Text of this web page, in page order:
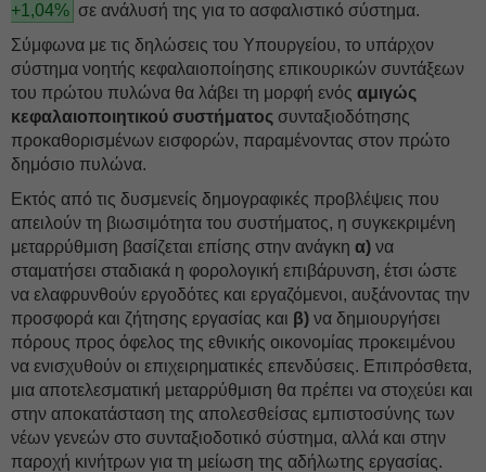
+1,04% σε ανάλυσή της για το ασφαλιστικό σύστημα.
Σύμφωνα με τις δηλώσεις του Υπουργείου, το υπάρχον
σύστημα νοητής κεφαλαιοποίησης επικουρικών συντάξεων
του πρώτου πυλώνα θα λάβει τη μορφή ενός αμιγώς
κεφαλαιοποιητικού συστήματος συνταξιοδότησης
προκαθορισμένων εισφορών, παραμένοντας στον πρώτο
δημόσιο πυλώνα.
Εκτός από τις δυσμενείς δημογραφικές προβλέψεις που
απειλούν τη βιωσιμότητα του συστήματος, η συγκεκριμένη
μεταρρύθμιση βασίζεται επίσης στην ανάγκη α) να
σταματήσει σταδιακά η φορολογική επιβάρυνση, έτσι ώστε
να ελαφρυνθούν εργοδότες και εργαζόμενοι, αυξάνοντας την
προσφορά και ζήτησης εργασίας και β) να δημιουργήσει
πόρους προς όφελος της εθνικής οικονομίας προκειμένου
να ενισχυθούν οι επιχειρηματικές επενδύσεις. Επιπρόσθετα,
μια αποτελεσματική μεταρρύθμιση θα πρέπει να στοχεύει και
στην αποκατάσταση της απολεσθείσας εμπιστοσύνης των
νέων γενεών στο συνταξιοδοτικό σύστημα, αλλά και στην
παροχή κινήτρων για τη μείωση της αδήλωτης εργασίας.